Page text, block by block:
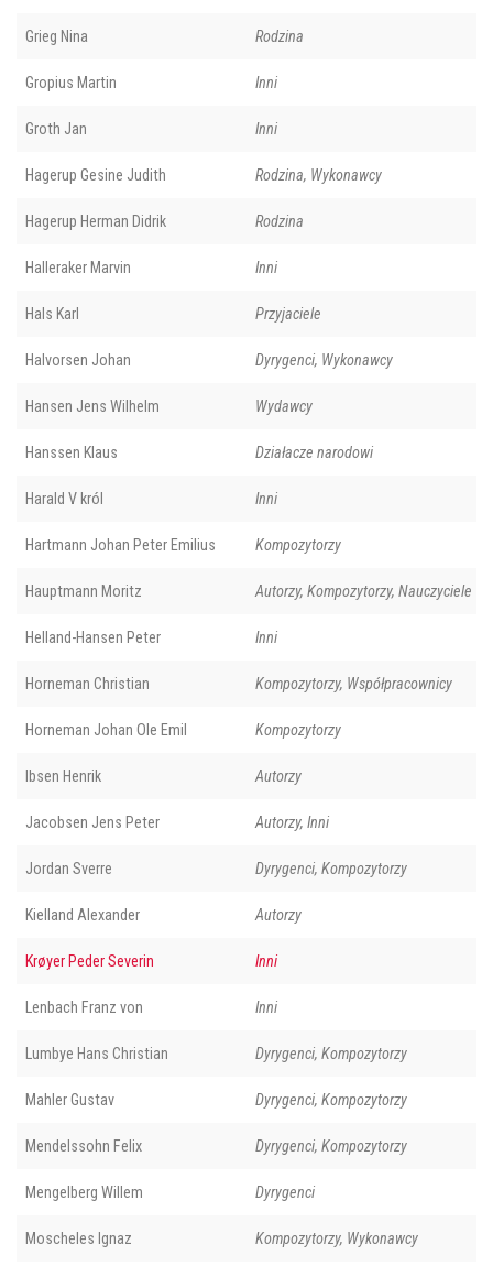
Grieg Nina Rodzina
Gropius Martin Inni
Groth Jan Inni
Hagerup Gesine Judith Rodzina, Wykonawcy
Hagerup Herman Didrik Rodzina
Halleraker Marvin Inni
Hals Karl Przyjaciele
Halvorsen Johan Dyrygenci, Wykonawcy
Hansen Jens Wilhelm Wydawcy
Hanssen Klaus Działacze narodowi
Harald V król Inni
Hartmann Johan Peter Emilius Kompozytorzy
Hauptmann Moritz Autorzy, Kompozytorzy, Nauczyciele
Helland-Hansen Peter Inni
Horneman Christian Kompozytorzy, Współpracownicy
Horneman Johan Ole Emil Kompozytorzy
Ibsen Henrik Autorzy
Jacobsen Jens Peter Autorzy, Inni
Jordan Sverre Dyrygenci, Kompozytorzy
Kielland Alexander Autorzy
Krøyer Peder Severin Inni
Lenbach Franz von Inni
Lumbye Hans Christian Dyrygenci, Kompozytorzy
Mahler Gustav Dyrygenci, Kompozytorzy
Mendelssohn Felix Dyrygenci, Kompozytorzy
Mengelberg Willem Dyrygenci
Moscheles Ignaz Kompozytorzy, Wykonawcy